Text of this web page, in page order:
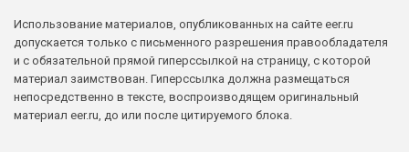
Использование материалов, опубликованных на сайте eer.ru
допускается только с письменного разрешения правообладателя
и с обязательной прямой гиперссылкой на страницу, с которой
материал заимствован. Гиперссылка должна размещаться
непосредственно в тексте, воспроизводящем оригинальный
материал eer.ru, до или после цитируемого блока.